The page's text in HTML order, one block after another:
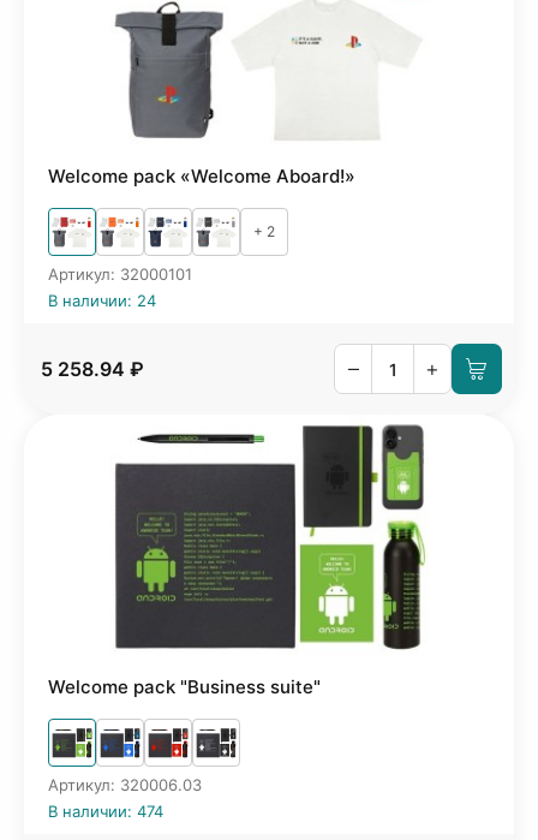
Welcome pack «Welcome Aboard!»
+ 2
Артикул: 32000101
В наличии: 24
5 258.94 ₽ – +
Welcome pack "Business suite"
Артикул: 320006.03
В наличии: 474